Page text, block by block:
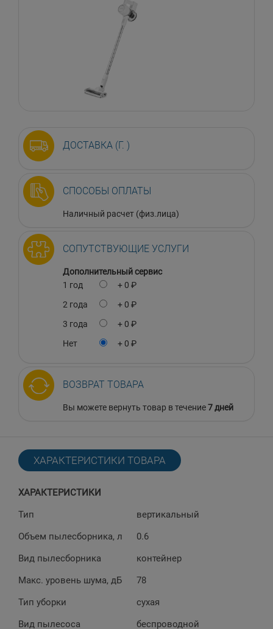
ДОСТАВКА (Г. )
СПОСОБЫ ОПЛАТЫ
Наличный расчет (физ.лица)
СОПУТСТВУЮЩИЕ УСЛУГИ
Дополнительный сервис
1 год
+ 0 ₽
2 года
+ 0 ₽
3 года
+ 0 ₽
Нет
+ 0 ₽
ВОЗВРАТ ТОВАРА
Вы можете вернуть товар в течение7 дней
ХАРАКТЕРИСТИКИ ТОВАРА
ХАРАКТЕРИСТИКИ
Тип
вертикальный
Объем пылесборника, л
0.6
Вид пылесборника
контейнер
Макс. уровень шума, дБ
78
Тип уборки
сухая
Вид пылесоса
беспроводной